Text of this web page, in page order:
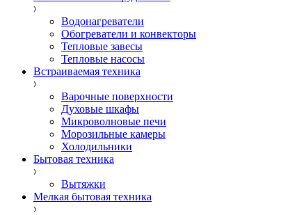
Водонагреватели
Обогреватели и конвекторы
Тепловые завесы
Тепловые насосы
Встраиваемая техника
Варочные поверхности
Духовые шкафы
Микроволновые печи
Морозильные камеры
Холодильники
Бытовая техника
Вытяжки
Мелкая бытовая техника